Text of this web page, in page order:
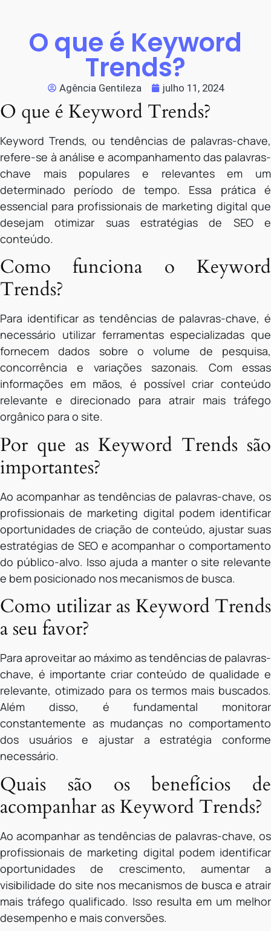
O que é Keyword
Trends?
Agência Gentileza julho 11, 2024
O que é Keyword Trends?
Keyword Trends, ou tendências de palavras-chave,
refere-se à análise e acompanhamento das palavras-
chave mais populares e relevantes em um
determinado período de tempo. Essa prática é
essencial para profissionais de marketing digital que
desejam otimizar suas estratégias de SEO e
conteúdo.
Como funciona o Keyword
Trends?
Para identificar as tendências de palavras-chave, é
necessário utilizar ferramentas especializadas que
fornecem dados sobre o volume de pesquisa,
concorrência e variações sazonais. Com essas
informações em mãos, é possível criar conteúdo
relevante e direcionado para atrair mais tráfego
orgânico para o site.
Por que as Keyword Trends são
importantes?
Ao acompanhar as tendências de palavras-chave, os
profissionais de marketing digital podem identificar
oportunidades de criação de conteúdo, ajustar suas
estratégias de SEO e acompanhar o comportamento
do público-alvo. Isso ajuda a manter o site relevante
e bem posicionado nos mecanismos de busca.
Como utilizar as Keyword Trends
a seu favor?
Para aproveitar ao máximo as tendências de palavras-
chave, é importante criar conteúdo de qualidade e
relevante, otimizado para os termos mais buscados.
Além disso, é fundamental monitorar
constantemente as mudanças no comportamento
dos usuários e ajustar a estratégia conforme
necessário.
Quais são os benefícios de
acompanhar as Keyword Trends?
Ao acompanhar as tendências de palavras-chave, os
profissionais de marketing digital podem identificar
oportunidades de crescimento, aumentar a
visibilidade do site nos mecanismos de busca e atrair
mais tráfego qualificado. Isso resulta em um melhor
desempenho e mais conversões.